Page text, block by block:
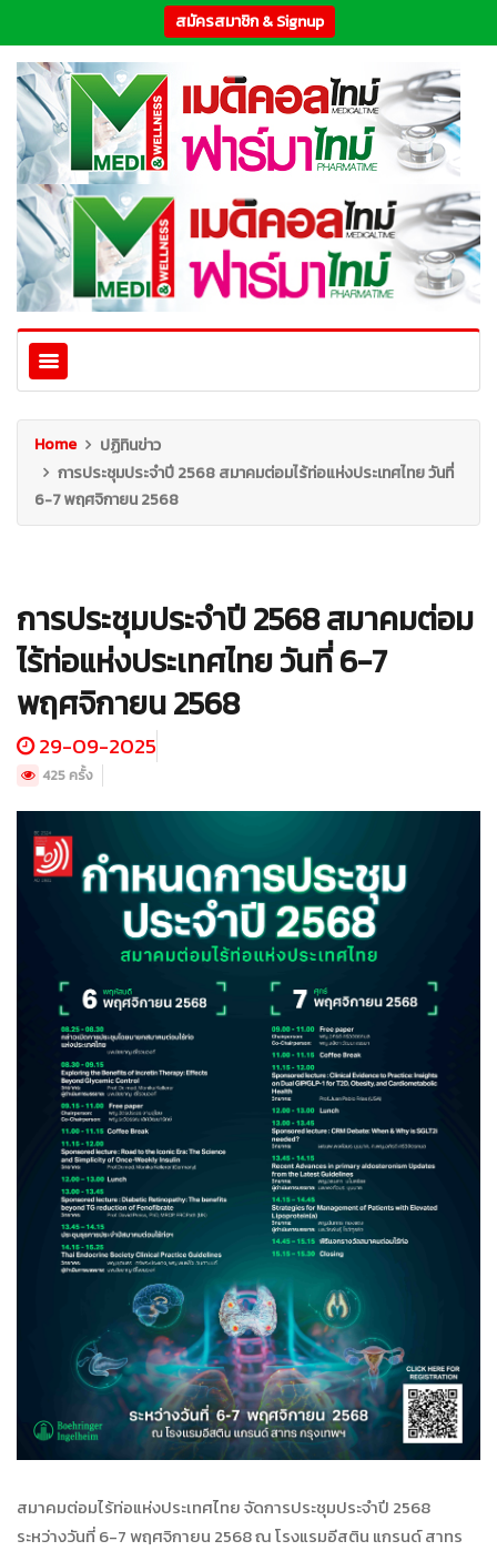
สมัครสมาชิก & Signup
Home
ปฏิทินข่าว
การประชุมประจำปี 2568 สมาคมต่อมไร้ท่อแห่งประเทศไทย วันที่
6-7 พฤศจิกายน 2568
การประชุมประจำปี 2568 สมาคมต่อม
ไร้ท่อแห่งประเทศไทย วันที่ 6-7
พฤศจิกายน 2568
29-09-2025
425 ครั้ง
สมาคมต่อมไร้ท่อแห่งประเทศไทย จัดการประชุมประจำปี 2568
ระหว่างวันที่ 6-7 พฤศจิกายน 2568 ณ โรงแรมอีสติน แกรนด์ สาทร